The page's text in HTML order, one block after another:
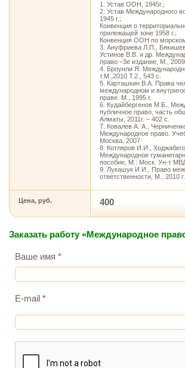
1. Устав ООН, 1945г.;
2. Устав Международного
1945 г.;
Конвенция о
прилежащей зоне 1958 г.;
Конвенция ООН по
3. Ануфриева Л.П.,
Устинов В.В. и др.
право –3е издание, М., 2009
4. Броунли Я.
т.М.,2010 Т.2., 543 с.
5. Карташкин В.А. Права
международном и
праве. М., 1995 г.
6. Кудайбергенов М.Б.,
публичное право, часть
Алматы, 2011г. – 402 с.
7. Ковалев А. А.,
Международное право.
Москва, 2007
8. Котляров И.И.,
Международное
пособие, М.: Моск. Ун-т
9. Лукашук И.И., Право
ответственности, М., 2010
Цена, руб. 400
Заказать работу «Международное
Ваше имя *
E-mail *